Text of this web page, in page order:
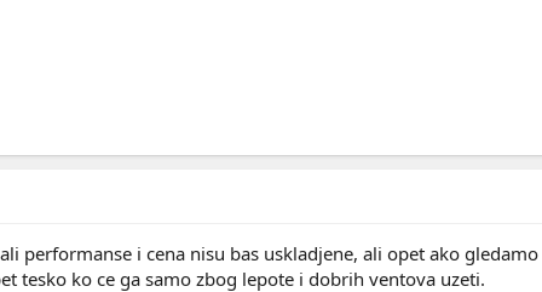
performanse i cena nisu bas uskladjene, ali opet ako
tesko ko ce ga samo zbog lepote i dobrih ventova uzeti.